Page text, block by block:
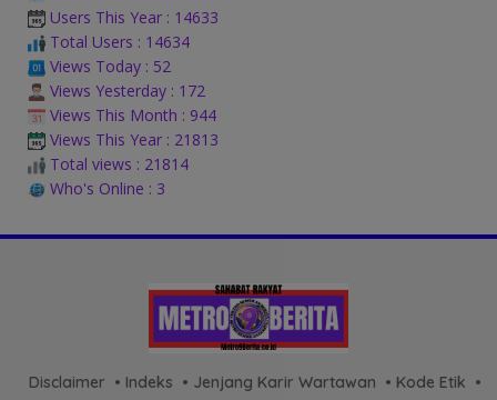
Users This Year : 14633
Total Users : 14634
Views Today : 52
Views Yesterday : 172
Views This Month : 944
Views This Year : 21813
Total views : 21814
Who's Online : 3
Disclaimer Indeks Jenjang Karir Wartawan
Kode Etik